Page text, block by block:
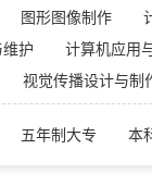
图形图像制作
护
计算机应用
视觉传播设计与制
五年制大专 本